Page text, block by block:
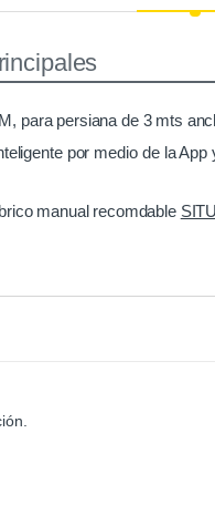
para persiana de 3 mts
por medio de la
manual recomdable